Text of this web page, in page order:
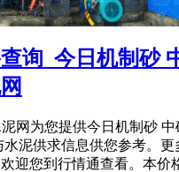
询_今日机制砂
网为您提供今日机制砂 中
水泥供求信息供您参考。更
迎您到行情通查看。本价